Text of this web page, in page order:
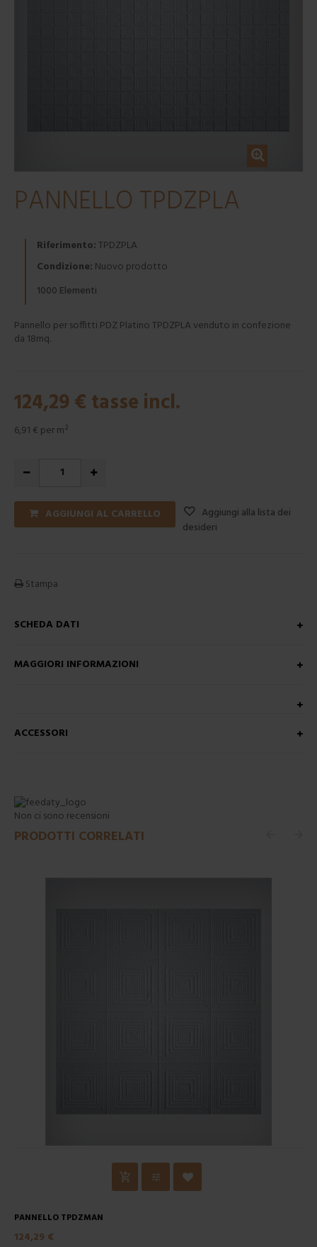
PANNELLO TPDZPLA
Riferimento:TPDZPLA
Condizione: Nuovo prodotto
1000 Elementi
Pannello per soffitti PDZ Platino TPDZPLA venduto in confezione
da 18mq.
124,29 € tasse incl.
6,91 € per m²
AGGIUNGI AL CARRELLO
Aggiungi alla lista dei
desideri
Stampa
SCHEDA DATI
MAGGIORI INFORMAZIONI
ACCESSORI
Non ci sono recensioni
PRODOTTI CORRELATI
PANNELLO TPDZMAN
124,29 €